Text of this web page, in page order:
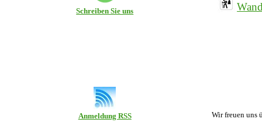
Schreiben Sie uns
Anmeldung RSS
Wir freuen uns